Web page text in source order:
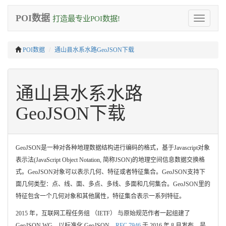
Toggle
navigation
POI数据 打造最专业POI数据!
POI数据 通山县水系水路GeoJSON下载
通山县水系水路
GeoJSON下载
GeoJSON是一种对各种地理数据结构进行编码的格式，基于Javascript对象
表示法(JavaScript Object Notation, 简称JSON)的地理空间信息数据交换格
式。GeoJSON对象可以表示几何、特征或者特征集合。GeoJSON支持下
面几何类型：点、线、面、多点、多线、多面和几何集合。GeoJSON里的
特征包含一个几何对象和其他属性，特征集合表示一系列特征。
2015 年，互联网工程任务组 （IETF） 与原始规范作者一起组建了